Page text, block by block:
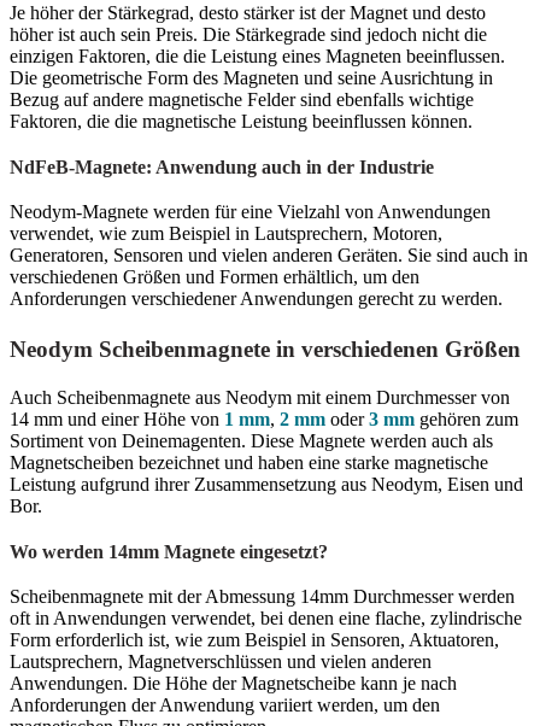
Je höher der Stärkegrad, desto stärker ist der Magnet und desto
höher ist auch sein Preis. Die Stärkegrade sind jedoch nicht die
einzigen Faktoren, die die Leistung eines Magneten beeinflussen.
Die geometrische Form des Magneten und seine Ausrichtung in
Bezug auf andere magnetische Felder sind ebenfalls wichtige
Faktoren, die die magnetische Leistung beeinflussen können.
NdFeB-Magnete: Anwendung auch in der Industrie
Neodym-Magnete werden für eine Vielzahl von Anwendungen
verwendet, wie zum Beispiel in Lautsprechern, Motoren,
Generatoren, Sensoren und vielen anderen Geräten. Sie sind auch in
verschiedenen Größen und Formen erhältlich, um den
Anforderungen verschiedener Anwendungen gerecht zu werden.
Neodym Scheibenmagnete in verschiedenen Größen
Auch Scheibenmagnete aus Neodym mit einem Durchmesser von
14 mm und einer Höhe von 1 mm, 2 mm oder3 mm gehören zum
Sortiment von Deinemagenten. Diese Magnete werden auch als
Magnetscheiben bezeichnet und haben eine starke magnetische
Leistung aufgrund ihrer Zusammensetzung aus Neodym, Eisen und
Bor.
Wo werden 14mm Magnete eingesetzt?
Scheibenmagnete mit der Abmessung 14mm Durchmesser werden
oft in Anwendungen verwendet, bei denen eine flache, zylindrische
Form erforderlich ist, wie zum Beispiel in Sensoren, Aktuatoren,
Lautsprechern, Magnetverschlüssen und vielen anderen
Anwendungen. Die Höhe der Magnetscheibe kann je nach
Anforderungen der Anwendung variiert werden, um den